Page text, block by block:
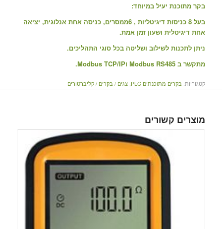
בקר מתוכנת יעיל במיוחד:
בעל 8 כניסות דיגיטליות , 6ממסרים, כניסה אחת אנלוגית, יציאה
אחת דיגיטלית ושעון זמן אמת.
ניתן לתכנות לשילוב ושליטה בכל סוגי התהליכים.
מתקשר ב Modbus RS485 וModbus TCP/IP.
קטגוריות: בקרים מתוכנתים PLC צגים / בקרים / קליברטורים
מוצרים קשורים